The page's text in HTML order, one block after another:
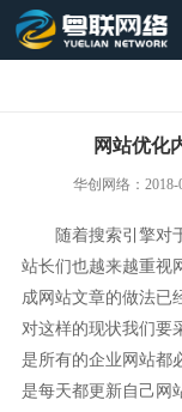
网站优化
华创网络：
随着搜索引擎对
站长们也越来越重视
成网站文章的做法已
对这样的现状我们要
是所有的企业网站都
是每天都更新自己网